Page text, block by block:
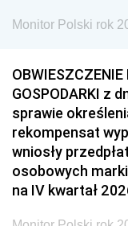
Monitor Polski rok
GOSPODARKI z
sprawie
rekompensat
wniosły
osobowych
na IV kwartał